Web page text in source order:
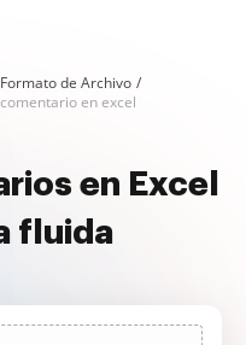
de Archivo
en excel
en Excel
fluida